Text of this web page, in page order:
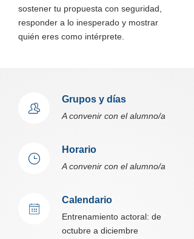
sostener tu propuesta con seguridad,
responder a lo inesperado y mostrar
quién eres como intérprete.
Grupos y días
A convenir con el alumno/a
Horario
A convenir con el alumno/a
Calendario
Entrenamiento actoral: de
octubre a diciembre